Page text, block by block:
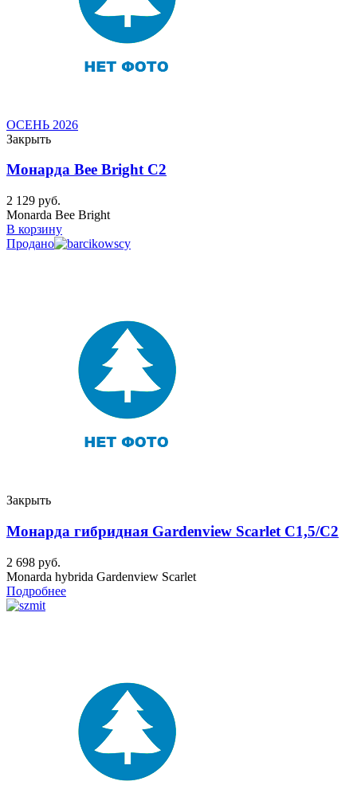
ОСЕНЬ 2026
Закрыть
Монарда Bee Bright C2
2 129 руб.
Monarda Bee Bright
В корзину
Продано
Закрыть
Монарда гибридная Gardenview Scarlet C1,5/C2
2 698 руб.
Monarda hybrida Gardenview Scarlet
Подробнее